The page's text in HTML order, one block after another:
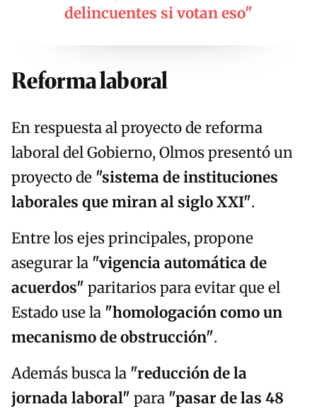
delincuentes si votan eso"
Reforma laboral
En respuesta al proyecto de reforma
laboral del Gobierno, Olmos presentó un
proyecto de "sistema de instituciones
laborales que miran al siglo XXI".
Entre los ejes principales, propone
asegurar la "vigencia automática de
acuerdos" paritarios para evitar que el
Estado use la "homologación como un
mecanismo de obstrucción".
Además busca la "reducción de la
jornada laboral" para "pasar de las 48